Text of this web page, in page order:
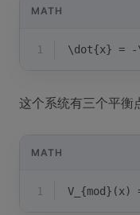
MATH
1 \dot{x} = -
这个系统有三个平衡
MATH
1